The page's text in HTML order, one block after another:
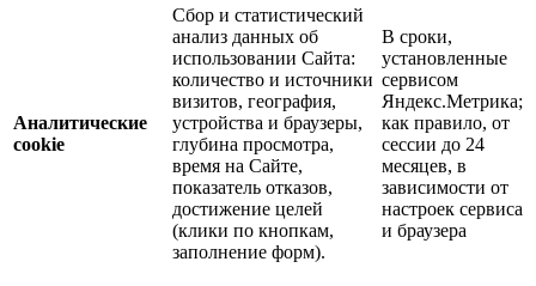
Аналитические
cookie
Сбор и статистический
анализ данных об
использовании Сайта:
количество и источники
визитов, география,
устройства и браузеры,
глубина просмотра,
время на Сайте,
показатель отказов,
достижение целей
(клики по кнопкам,
заполнение форм).
В сроки,
установленные
сервисом
Яндекс.Метрика;
как правило, от
сессии до 24
месяцев, в
зависимости от
настроек сервиса
и браузера